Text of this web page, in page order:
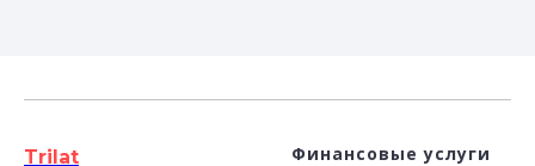
Trilat
Финансовые услуги